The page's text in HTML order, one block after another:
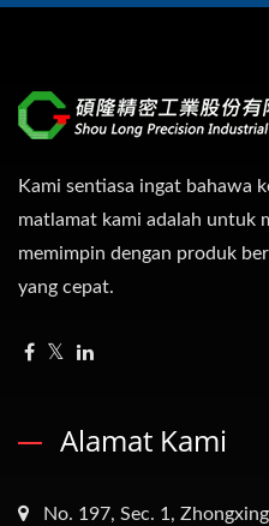
Kami sentiasa ingat bahawa
matlamat kami adalah untuk
memimpin dengan produk
yang cepat.
Alamat Kami
No. 197, Sec. 1,